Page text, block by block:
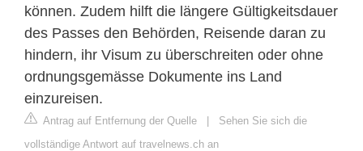
können. Zudem hilft die längere Gültigkeitsdauer
des Passes den Behörden, Reisende daran zu
hindern, ihr Visum zu überschreiten oder ohne
ordnungsgemässe Dokumente ins Land
einzureisen.
Antrag auf Entfernung der Quelle | Sehen Sie sich die
vollständige Antwort auf travelnews.ch an